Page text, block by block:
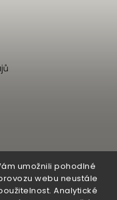
umožnili pohodlné
webu neustále
Analytické